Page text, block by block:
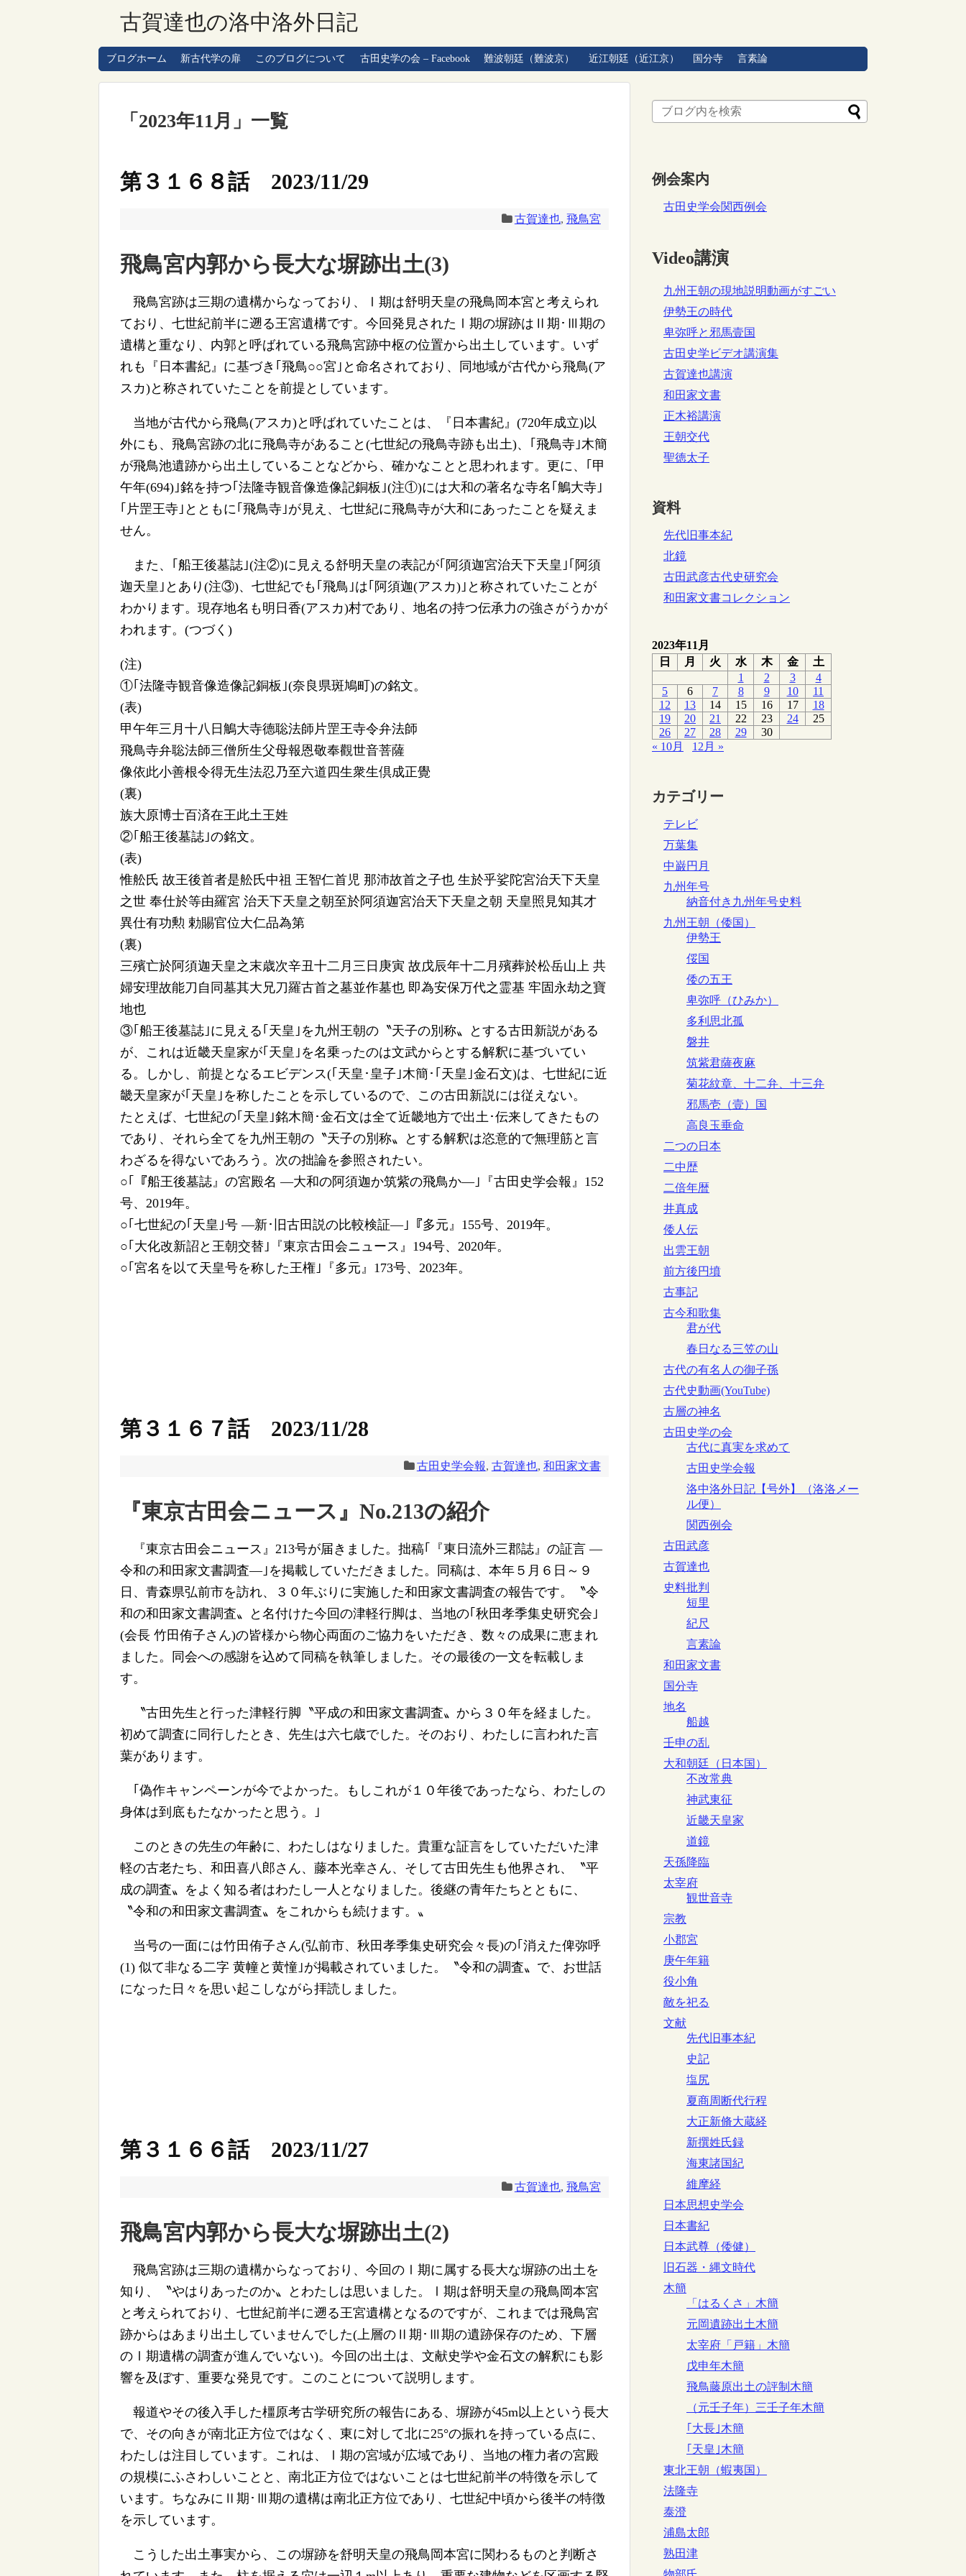
古賀達也の洛中洛外日記
ブログホーム 新古代学の扉 このブログについて 古田史学の会 – Facebook 難波朝廷（難波京） 近江朝廷（近江京） 国分寺 言素論
「 2023年11月 」 一覧
第３１６８話 2023/11/29
古賀達也, 飛鳥宮
飛鳥宮内郭から長大な塀跡出土(3)
飛鳥宮跡は三期の遺構からなっており、Ⅰ期は舒明天皇の飛鳥岡本宮と考えられ
ており、七世紀前半に遡る王宮遺構です。今回発見されたⅠ期の塀跡はⅡ期･Ⅲ期の
遺構と重なり、内郭と呼ばれている飛鳥宮跡中枢の位置から出土しています。いず
れも『日本書紀』に基づき｢飛鳥○○宮｣と命名されており、同地域が古代から飛鳥(ア
スカ)と称されていたことを前提としています。
当地が古代から飛鳥(アスカ)と呼ばれていたことは、『日本書紀』(720年成立)以
外にも、飛鳥宮跡の北に飛鳥寺があること(七世紀の飛鳥寺跡も出土)、｢飛鳥寺｣木簡
が飛鳥池遺跡から出土していることなどから、確かなことと思われます。更に、｢甲
午年(694)｣銘を持つ｢法隆寺観音像造像記銅板｣(注①)には大和の著名な寺名｢鵤大寺｣
｢片罡王寺｣とともに｢飛鳥寺｣が見え、七世紀に飛鳥寺が大和にあったことを疑えま
せん。
また、｢船王後墓誌｣(注②)に見える舒明天皇の表記が｢阿須迦宮治天下天皇｣｢阿須
迦天皇｣とあり(注③)、七世紀でも｢飛鳥｣は｢阿須迦(アスカ)｣と称されていたことが
わかります。現存地名も明日香(アスカ)村であり、地名の持つ伝承力の強さがうかが
われます。(つづく)
(注)
①｢法隆寺観音像造像記銅板｣(奈良県斑鳩町)の銘文。
(表)
甲午年三月十八日鵤大寺德聡法師片罡王寺令弁法師
飛鳥寺弁聡法師三僧所生父母報恩敬奉觀世音菩薩
像依此小善根令得无生法忍乃至六道四生衆生倶成正覺
(裏)
族大原博士百済在王此土王姓
②｢船王後墓誌｣の銘文。
(表)
惟舩氏 故王後首者是舩氏中祖 王智仁首児 那沛故首之子也 生於乎娑陀宮治天下天皇
之世 奉仕於等由羅宮 治天下天皇之朝至於阿須迦宮治天下天皇之朝 天皇照見知其才
異仕有功勲 勅賜官位大仁品為第
(裏)
三殯亡於阿須迦天皇之末歳次辛丑十二月三日庚寅 故戊辰年十二月殯葬於松岳山上 共
婦安理故能刀自同墓其大兄刀羅古首之墓並作墓也 即為安保万代之霊基 牢固永劫之寶
地也
③｢船王後墓誌｣に見える｢天皇｣を九州王朝の〝天子の別称〟とする古田新説がある
が、これは近畿天皇家が｢天皇｣を名乗ったのは文武からとする解釈に基づいてい
る。しかし、前提となるエビデンス(｢天皇･皇子｣木簡･｢天皇｣金石文)は、七世紀に近
畿天皇家が｢天皇｣を称したことを示しているので、この古田新説には従えない。
たとえば、七世紀の｢天皇｣銘木簡･金石文は全て近畿地方で出土･伝来してきたもの
であり、それら全てを九州王朝の〝天子の別称〟とする解釈は恣意的で無理筋と言
わざるを得ないであろう。次の拙論を参照されたい。
○｢『船王後墓誌』の宮殿名 ―大和の阿須迦か筑紫の飛鳥か―｣『古田史学会報』152
号、2019年。
○｢七世紀の｢天皇｣号 ―新･旧古田説の比較検証―｣『多元』155号、2019年。
○｢大化改新詔と王朝交替｣『東京古田会ニュース』194号、2020年。
○｢宮名を以て天皇号を称した王権｣『多元』173号、2023年。
第３１６７話 2023/11/28
古田史学会報, 古賀達也, 和田家文書
『東京古田会ニュース』No.213の紹介
『東京古田会ニュース』213号が届きました。拙稿｢『東日流外三郡誌』の証言 ―
令和の和田家文書調査―｣を掲載していただきました。同稿は、本年５月６日～９
日、青森県弘前市を訪れ、３０年ぶりに実施した和田家文書調査の報告です。〝令
和の和田家文書調査〟と名付けた今回の津軽行脚は、当地の｢秋田孝季集史研究会｣
(会長 竹田侑子さん)の皆様から物心両面のご協力をいただき、数々の成果に恵まれ
ました。同会への感謝を込めて同稿を執筆しました。その最後の一文を転載しま
す。
〝古田先生と行った津軽行脚〝平成の和田家文書調査〟から３０年を経ました。
初めて調査に同行したとき、先生は六七歳でした。そのおり、わたしに言われた言
葉があります。
｢偽作キャンペーンが今でよかった。もしこれが１０年後であったなら、わたしの
身体は到底もたなかったと思う。｣
このときの先生の年齢に、わたしはなりました。貴重な証言をしていただいた津
軽の古老たち、和田喜八郎さん、藤本光幸さん、そして古田先生も他界され、〝平
成の調査〟をよく知る者はわたし一人となりました。後継の青年たちとともに、
〝令和の和田家文書調査〟をこれからも続けます。〟
当号の一面には竹田侑子さん(弘前市、秋田孝季集史研究会々長)の｢消えた俾弥呼
(1) 似て非なる二字 黄幢と黄憧｣が掲載されていました。〝令和の調査〟で、お世話
になった日々を思い起こしながら拝読しました。
第３１６６話 2023/11/27
古賀達也, 飛鳥宮
飛鳥宮内郭から長大な塀跡出土(2)
飛鳥宮跡は三期の遺構からなっており、今回のⅠ期に属する長大な塀跡の出土を
知り、〝やはりあったのか〟とわたしは思いました。Ⅰ期は舒明天皇の飛鳥岡本宮
と考えられており、七世紀前半に遡る王宮遺構となるのですが、これまでは飛鳥宮
跡からはあまり出土していませんでした(上層のⅡ期･Ⅲ期の遺跡保存のため、下層
のⅠ期遺構の調査が進んでいない)。今回の出土は、文献史学や金石文の解釈にも影
響を及ぼす、重要な発見です。このことについて説明します。
報道やその後入手した橿原考古学研究所の報告にある、塀跡が45m以上という長大
で、その向きが南北正方位ではなく、東に対して北に25°の振れを持っている点に、
わたしは注目しています。これは、Ⅰ期の宮域が広域であり、当地の権力者の宮殿
の規模にふさわしいことと、南北正方位ではないことは七世紀前半の特徴を示して
います。ちなみにⅡ期･Ⅲ期の遺構は南北正方位であり、七世紀中頃から後半の特徴
を示しています。
こうした出土事実から、この塀跡を舒明天皇の飛鳥岡本宮に関わるものと判断さ
例会案内
古田史学会関西例会
Video講演
九州王朝の現地説明動画がすごい
伊勢王の時代
卑弥呼と邪馬壹国
古田史学ビデオ講演集
古賀達也講演
和田家文書
正木裕講演
王朝交代
聖徳太子
資料
先代旧事本紀
北鏡
古田武彦古代史研究会
和田家文書コレクション
2023年11月
日
月 火 水 木 金
土
1
2 3
4
5
6 7 8 9 10
11
12
13 14 15 16 17
18
19
20 21 22 23 24
25
26
27 28 29
30
« 10月
12月 »
カテゴリー
テレビ
万葉集
中巌円月
九州年号
納音付き九州年号史料
九州王朝（倭国）
伊勢王
俀国
倭の五王
卑弥呼（ひみか）
多利思北孤
磐井
筑紫君薩夜麻
菊花紋章、十二弁、十三弁
邪馬壱（壹）国
高良玉垂命
二つの日本
二中歴
二倍年暦
井真成
倭人伝
出雲王朝
前方後円墳
古事記
古今和歌集
君が代
春日なる三笠の山
古代の有名人の御子孫
古代史動画(YouTube)
古層の神名
古田史学の会
古代に真実を求めて
古田史学会報
洛中洛外日記【号外】（洛洛メー
ル便）
関西例会
古田武彦
古賀達也
史料批判
短里
紀尺
言素論
和田家文書
国分寺
地名
船越
壬申の乱
大和朝廷（日本国）
不改常典
神武東征
近畿天皇家
道鏡
天孫降臨
太宰府
観世音寺
宗教
小郡宮
庚午年籍
役小角
敵を祀る
文献
先代旧事本紀
史記
塩尻
夏商周断代行程
大正新脩大蔵経
新撰姓氏録
海東諸国紀
維摩経
日本思想史学会
日本書紀
日本武尊（倭健）
旧石器・縄文時代
木簡
「はるくさ」木簡
元岡遺跡出土木簡
太宰府「戸籍」木簡
戊申年木簡
飛鳥藤原出土の評制木簡
（元壬子年）三壬子年木簡
｢大長｣木簡
｢天皇｣木簡
東北王朝（蝦夷国）
法隆寺
泰澄
浦島太郎
熟田津